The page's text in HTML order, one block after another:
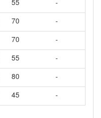
55
-
70
-
70
-
55
-
80
-
45 -